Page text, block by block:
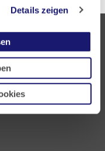
Details zeigen